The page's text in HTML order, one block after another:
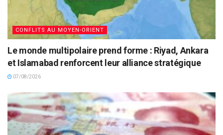
CONFLITS AU MOYEN-ORIENT
Le monde multipolaire prend forme : Riyad, Ankara
et Islamabad renforcent leur alliance stratégique
07/08/2026